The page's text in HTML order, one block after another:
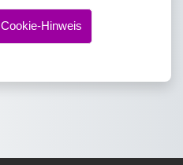
Cookie-Hinweis